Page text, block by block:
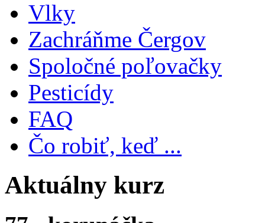
Vlky
Zachráňme Čergov
Spoločné poľovačky
Pesticídy
FAQ
Čo robiť, keď ...
Aktuálny kurz